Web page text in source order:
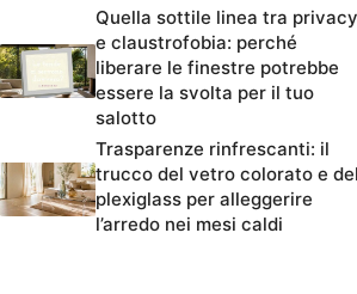
Quella sottile linea tra privacy
e claustrofobia: perché
liberare le finestre potrebbe
essere la svolta per il tuo
salotto
Trasparenze rinfrescanti: il
trucco del vetro colorato e del
plexiglass per alleggerire
l’arredo nei mesi caldi